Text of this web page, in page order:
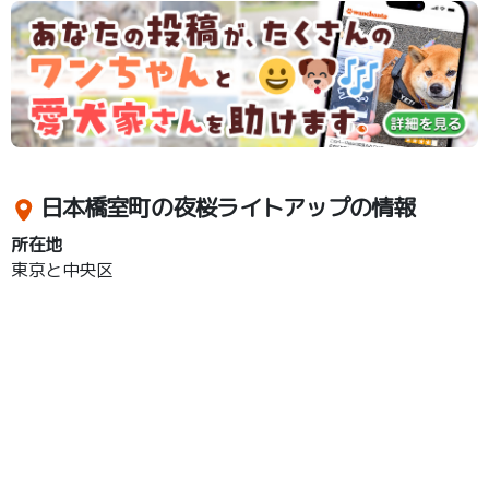
日本橋室町の夜桜ライトアップの情報
所在地
東京と中央区